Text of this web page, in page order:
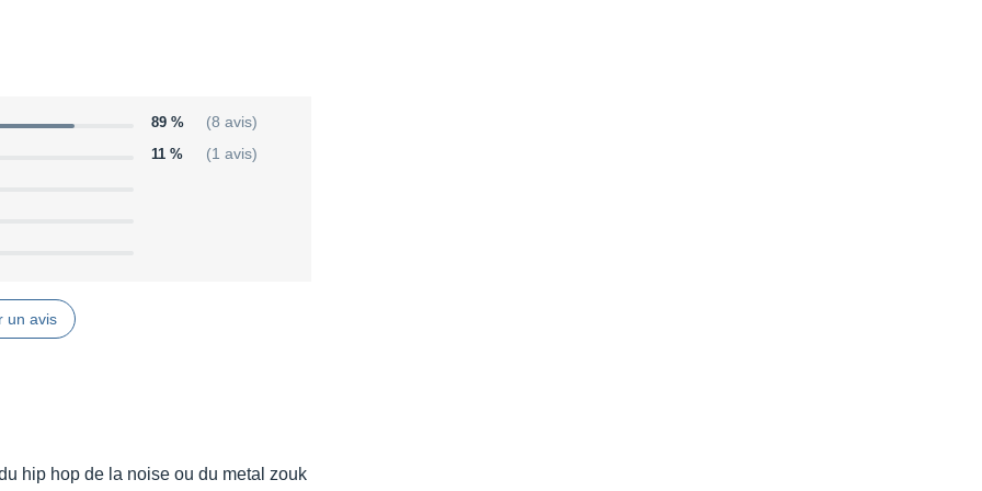
even route controllers to controllers!
quickly and easily.
stored in folders and folders can
89 % (8 avis)
11 % (1 avis)
un avis
hip hop de la noise ou du metal zouk